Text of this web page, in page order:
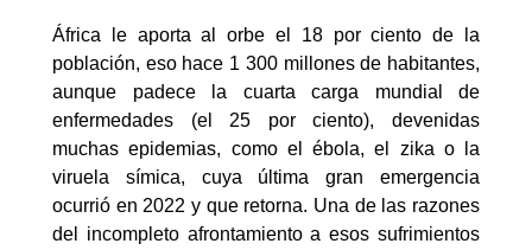
África le aporta al orbe el 18 por ciento de la
población, eso hace 1 300 millones de habitantes,
aunque padece la cuarta carga mundial de
enfermedades (el 25 por ciento), devenidas
muchas epidemias, como el ébola, el zika o la
viruela símica, cuya última gran emergencia
ocurrió en 2022 y que retorna. Una de las razones
del incompleto afrontamiento a esos sufrimientos